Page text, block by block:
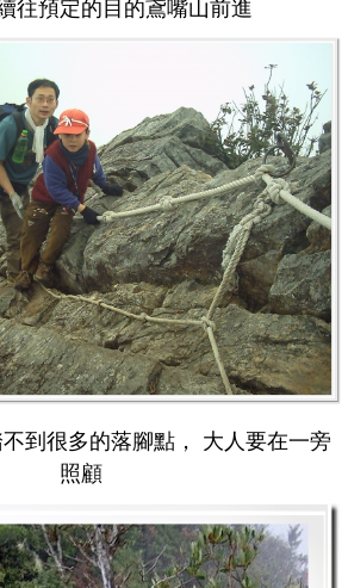
往預定的目的鳶嘴山前進
到很多的落腳點， 大人要在一旁
照顧